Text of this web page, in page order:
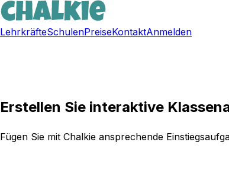
LehrkräfteSchulenPreiseKontaktAnmelden
Erstellen Sie interaktive
Fügen Sie mit Chalkie ansprechende